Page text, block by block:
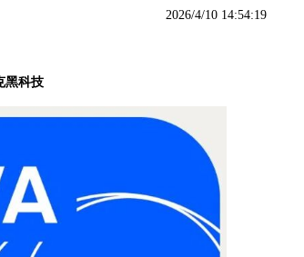
2026/4/10 14:54:19
科技